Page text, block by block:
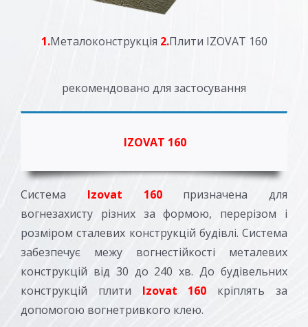
1.Металоконструкція 2.Плити IZOVAT 160
рекомендовано для застосування
IZOVAT 160
Система Izovat 160призначена для
вогнезахисту різних за формою, перерізом і
розміром сталевих конструкцій будівлі. Система
забезпечує межу вогнестійкості металевих
конструкцій від 30 до 240 хв. До будівельних
конструкцій плити Izovat 160 кріплять за
допомогою вогнетривкого клею.